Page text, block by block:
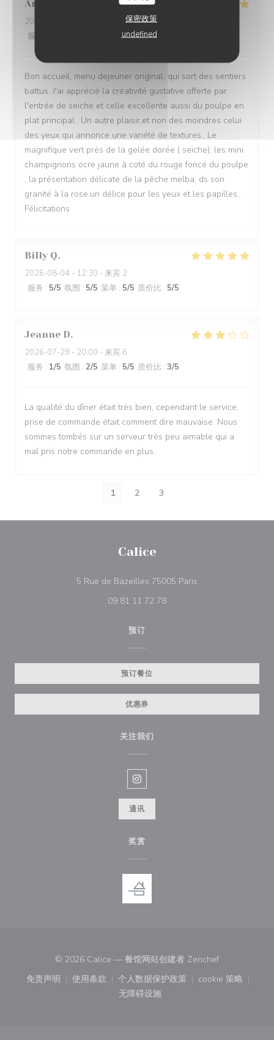
保密政策
undefined
Annie
2026-08-04
- 13:00 - 来宾 3
服务
5/5 质价比
Bon accueil, menu dejeuner original, qui sort des sentiers
battus. J'ai apprécié la créativité gustative offerte par
l'entrée de seiche et celle excellente aussi du poulpe en
plat principal.. Un autre plaisir,et non des moindres celui
des yeux qui annonce une variété de textures.. Le
magnifique vert près de la gelée dorée ( seiche), les mini
champignons ocre jaune à coté du rouge foncé du poulpe
, la présentation délicate de la pêche melba, ds son
granité à la rose.un délice pour les yeux et les papilles..
Félicitations
Billy Q
2026-08-04 - 12:30 - 来宾 2
服务 : 5/5 氛围 : 5/5 菜单 : 5/5 质价比 : 5/5
Jeanne D
2026-07-29 - 20:00 - 来宾 6
服务 : 1/5 氛围 : 2/5 菜单 : 5/5 质价比 : 3/5
La qualité du dîner était très bien, cependant le service,
prise de commande était comment dire mauvaise. Nous
sommes tombés sur un serveur très peu aimable qui a
mal pris notre commande en plus.
1 2 3
Calice
5 Rue de Bazeilles 75005 Paris
09 81 11 72 78
预订
预订餐位
优惠券
关注我们
Instagram ((在新窗口中打开))
通讯
奖赏
© 2026 Calice — 餐馆网站创建者 Zenchef((在新窗口中
免责声明
((在新窗口中打开))
使用条款
((在新窗口中打开))
个人数据保护政策
((在新窗口中打开))
cookie 策略
((在新窗口
无障碍设施
((在新窗口中打开))